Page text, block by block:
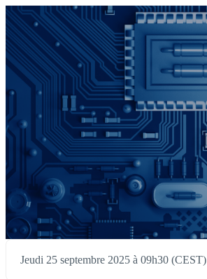
Jeudi 25 septembre 2025 à 09h30 (CEST)